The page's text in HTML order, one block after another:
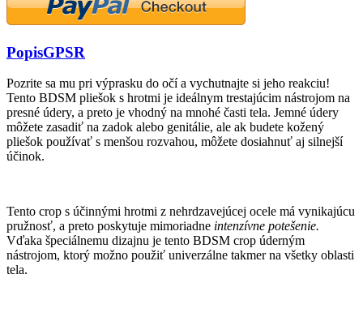
PopisGPSR
Pozrite sa mu pri výprasku do očí a vychutnajte si jeho reakciu!
Tento BDSM pliešok s hrotmi je ideálnym trestajúcim nástrojom na
presné údery, a preto je vhodný na mnohé časti tela. Jemné údery
môžete zasadiť na zadok alebo genitálie, ale ak budete kožený
pliešok používať s menšou rozvahou, môžete dosiahnuť aj silnejší
účinok.
Tento crop s účinnými hrotmi z nehrdzavejúcej ocele má vynikajúcu
pružnosť, a preto poskytuje mimoriadne intenzívne potešenie.
Vďaka špeciálnemu dizajnu je tento BDSM crop úderným
nástrojom, ktorý možno použiť univerzálne takmer na všetky oblasti
tela.